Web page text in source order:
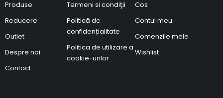
Produse
Reducere
Outlet
Despre noi
Contact
Termeni si condiţii
Politică de
confidențialitate
Politica de utilizare a
cookie-urilor
Cos
Contul meu
Comenzile mele
Wishlist